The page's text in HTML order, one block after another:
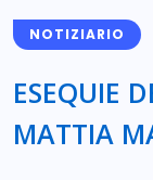
NOTIZIARIO
ESEQUIE
MATTIA